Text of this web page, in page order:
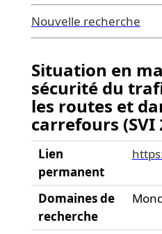
Nouvelle recherche
Situation en
sécurité du
les routes et
carrefours (SVI
Lien
permanent
Domaines de
recherche